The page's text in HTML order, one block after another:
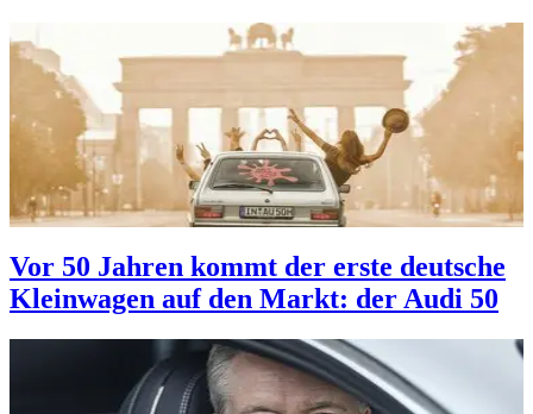
Vor 50 Jahren kommt der erste deutsche
Kleinwagen auf den Markt: der Audi 50